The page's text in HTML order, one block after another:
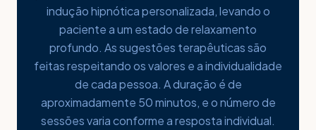
indução hipnótica personalizada, levando o
paciente a um estado de relaxamento
profundo. As sugestões terapêuticas são
feitas respeitando os valores e a individualidade
de cada pessoa. A duração é de
aproximadamente 50 minutos, e o número de
sessões varia conforme a resposta individual.